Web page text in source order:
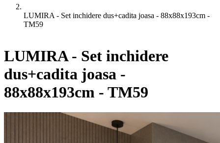
LUMIRA - Set inchidere dus+cadita joasa - 88x88x193cm -
TM59
LUMIRA - Set inchidere
dus+cadita joasa -
88x88x193cm - TM59